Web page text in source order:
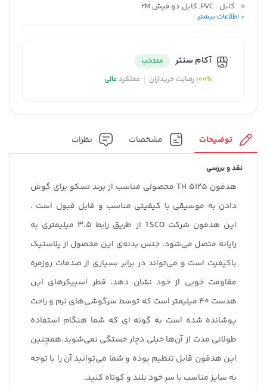
کابل : PVC, کابل دو فیش 2M
توضیحات تکمیلی
+ اطلاعات بیشتر
آکام سنتر
منتخب
100%رضایت خریداران عملکردعالی
توضیحات مشخصات نظرات
نقد و بررسی
هدفون TH 5125 محصولی مناسب از برند تسکو برای گوش
دادن به موسیقی با کیفیتی مناسب و قابل قبول است .
این هدفون شرکت TSCO از طریق رابط 3.5 میلیمتری به
رایانه متصل می‌شود. جنس بدنه‌ی این محصول از پلاستیک
باکیفیت است و می‌تواند در برابر بسیاری از صدمات روزمره
مقاومت خوبی از خود نشان دهد. قطر اسپیکرهای این
هدست 40 میلیمتر است که توسط سرگوشی‌های نرم و راحت
پوشانده شده است به گونه ای که شما هنگام استفاده
طولانی مدت از آن‌ها خیلی دچار خستگی نمی‌شوید.همچنین
این هدفون قابل تنظیم بوده و شما می‌توانید آن را با توجه
به سایز مناسب با سر خود بلند و کوتاه کنید.